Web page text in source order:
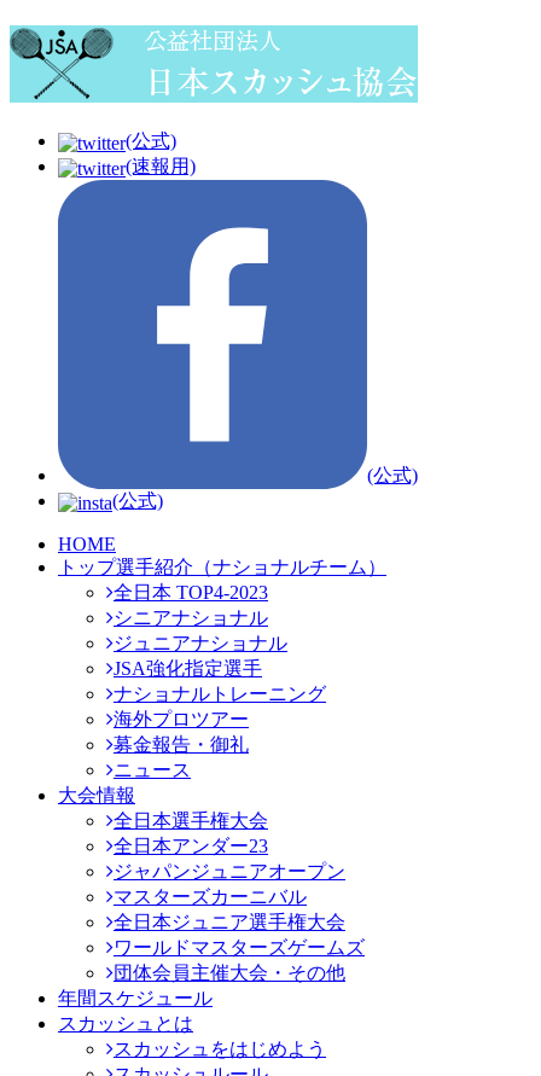
(公式)
(速報用)
(公式)
(公式)
HOME
トップ選手紹介（ナショナルチーム）
全日本 TOP4-2023
シニアナショナル
ジュニアナショナル
JSA強化指定選手
ナショナルトレーニング
海外プロツアー
募金報告・御礼
ニュース
大会情報
全日本選手権大会
全日本アンダー23
ジャパンジュニアオープン
マスターズカーニバル
全日本ジュニア選手権大会
ワールドマスターズゲームズ
団体会員主催大会・その他
年間スケジュール
スカッシュとは
スカッシュをはじめよう